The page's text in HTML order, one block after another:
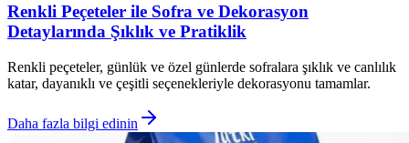
Renkli Peçeteler ile Sofra ve Dekorasyon
Detaylarında Şıklık ve Pratiklik
Renkli peçeteler, günlük ve özel günlerde sofralara şıklık ve canlılık
katar, dayanıklı ve çeşitli seçenekleriyle dekorasyonu tamamlar.
Daha fazla bilgi edinin